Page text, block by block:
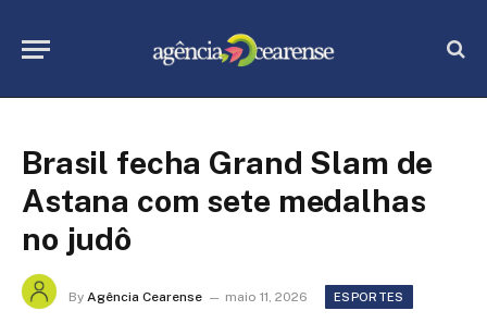
Brasil fecha Grand Slam de
Astana com sete medalhas
no judô
By Agência Cearense maio 11, 2026 ESPORTES